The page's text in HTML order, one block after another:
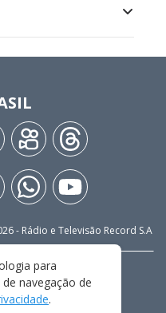
- Rádio e Televisão Record S.A
PRIVACIDADE
DE USO
para
navegação de
.